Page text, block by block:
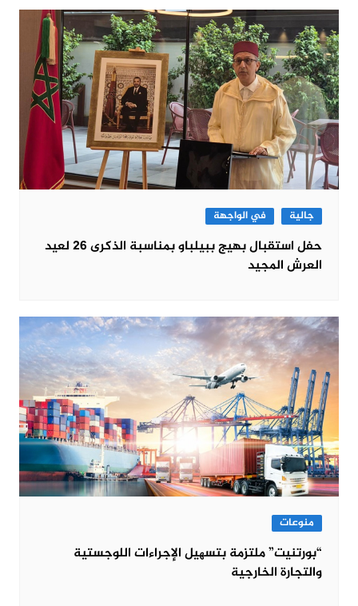
جالية في الواجهة
حفل استقبال بهيج ببيلباو بمناسبة الذكرى 26 لعيد
العرش المجيد
منوعات
“بورتنیت” ملتزمة بتسھیل الإجراءات اللوجستیة
والتجارة الخارجیة